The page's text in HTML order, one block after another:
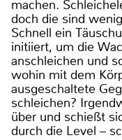
machen.
doch die sind
Schnell ein
initiiert, um die
anschleichen und
wohin mit dem
ausgeschaltete
schleichen?
über und schießt
durch die Level –